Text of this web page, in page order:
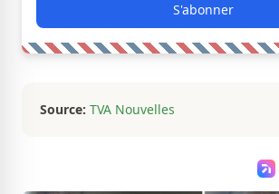
S'abonner
Source: TVA Nouvelles